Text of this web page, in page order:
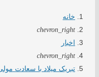
خانه
chevron_right
اخبار
chevron_right
تبریک میلاد با سعادت